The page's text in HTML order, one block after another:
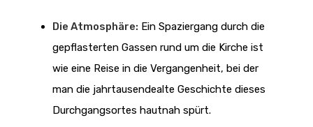
Die Atmosphäre: Ein Spaziergang durch die
gepflasterten Gassen rund um die Kirche ist
wie eine Reise in die Vergangenheit, bei der
man die jahrtausendealte Geschichte dieses
Durchgangsortes hautnah spürt.